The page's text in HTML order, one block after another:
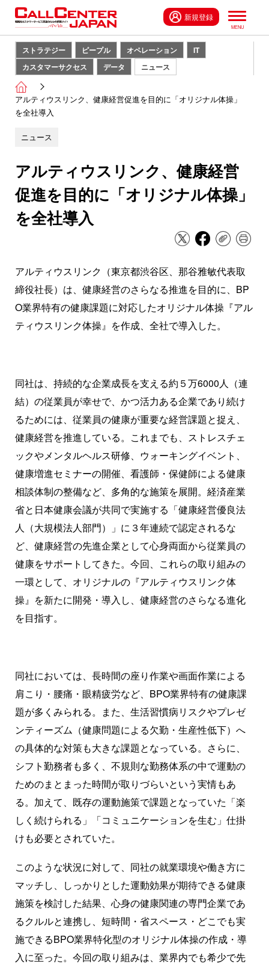
新規登録
ストラテジー ピープル オペレーション
IT
カスタマーサクセス
データ ニュース
アルティウスリンク、健康経営促進を目的に「オリジナル体操」
を全社導入
ニュース
アルティウスリンク、健康経営
促進を目的に「オリジナル体操」
を全社導入
アルティウスリンク（東京都渋谷区、那谷雅敏代表取
締役社長）は、健康経営のさらなる推進を目的に、BP
O業界特有の健康課題に対応したオリジナル体操『アル
ティウスリンク体操』を作成、全社で導入した。
同社は、持続的な企業成長を支える約５万6000人（連
結）の従業員が幸せで、かつ活力ある企業であり続け
るためには、従業員の健康が重要な経営課題と捉え、
健康経営を推進している。これまでも、ストレスチェ
ックやメンタルヘルス研修、ウォーキングイベント、
健康増進セミナーの開催、看護師・保健師による健康
相談体制の整備など、多角的な施策を展開。経済産業
省と日本健康会議が共同で実施する「健康経営優良法
人（大規模法人部門）」に３年連続で認定されるな
ど、健康経営の先進企業として心身両面から従業員の
健康をサポートしてきた。今回、これらの取り組みの
一環として、オリジナルの『アルティウスリンク体
操』を新たに開発・導入し、健康経営のさらなる進化
を目指す。
同社においては、長時間の座り作業や画面作業による
肩こり・腰痛・眼精疲労など、BPO業界特有の健康課
題が多くみられる。また、生活習慣病リスクやプレゼ
ンティーズム（健康問題による欠勤・生産性低下）へ
の具体的な対策も大きな課題となっている。さらに、
シフト勤務者も多く、不規則な勤務体系の中で運動の
ためのまとまった時間が取りづらいという実情もあ
る。加えて、既存の運動施策で課題となっていた「楽
しく続けられる」「コミュニケーションを生む」仕掛
けも必要とされていた。
このような状況に対して、同社の就業環境や働き方に
マッチし、しっかりとした運動効果が期待できる健康
施策を検討した結果、心身の健康関連の専門企業であ
るクルルと連携し、短時間・省スペース・どこでも実
施できるBPO業界特化型のオリジナル体操の作成・導
入に至った。今回の取り組みは、業界内でも希少で先